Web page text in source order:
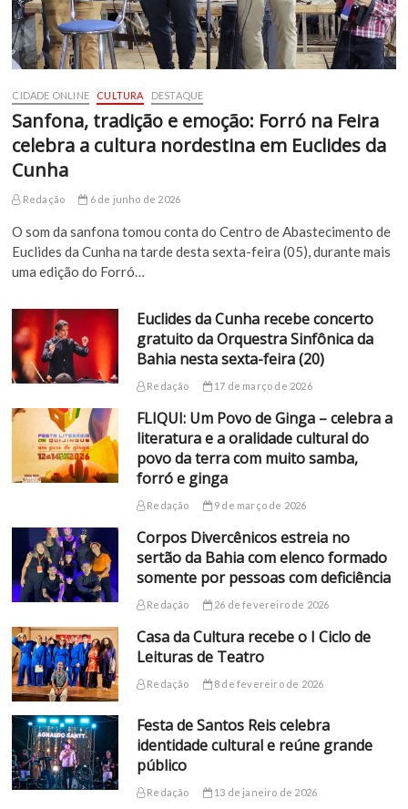
CIDADE ONLINE CULTURA DESTAQUE
Sanfona, tradição e emoção: Forró na Feira
celebra a cultura nordestina em Euclides da
Cunha
Redação 6 de junho de 2026
O som da sanfona tomou conta do Centro de Abastecimento de
Euclides da Cunha na tarde desta sexta-feira (05), durante mais
uma edição do Forró…
Euclides da Cunha recebe concerto
gratuito da Orquestra Sinfônica da
Bahia nesta sexta-feira (20)
Redação 17 de março de 2026
FLIQUI: Um Povo de Ginga – celebra a
literatura e a oralidade cultural do
povo da terra com muito samba,
forró e ginga
Redação 9 de março de 2026
Corpos Divercênicos estreia no
sertão da Bahia com elenco formado
somente por pessoas com deficiência
Redação 26 de fevereiro de 2026
Casa da Cultura recebe o I Ciclo de
Leituras de Teatro
Redação 8 de fevereiro de 2026
Festa de Santos Reis celebra
identidade cultural e reúne grande
público
Redação 13 de janeiro de 2026